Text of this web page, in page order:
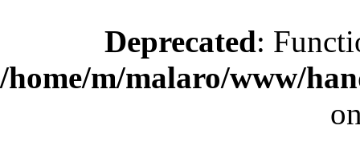
Deprecated:
/home/m/malaro/www/